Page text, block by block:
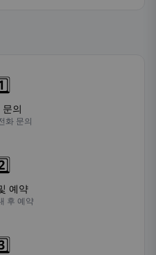
문의
화 문의
예약
후 예약